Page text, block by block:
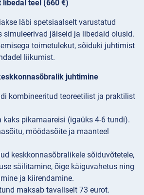
teel (660 €)
läbi spetsiaalselt varustatud
simuleerivad jäiseid ja libedaid olusid.
toimetulekut, sõiduki juhtimist
liikumist.
juhtimine
kombineeritud teoreetilist ja praktilist
kaks pikamaareisi (igaüks 4-6 tundi).
möödasõite ja maanteel
keskkonnasõbralikele sõiduvõtetele,
säilitamine, õige käiguvahetus ning
ja kiirendamine.
maksab tavaliselt 73 eurot.